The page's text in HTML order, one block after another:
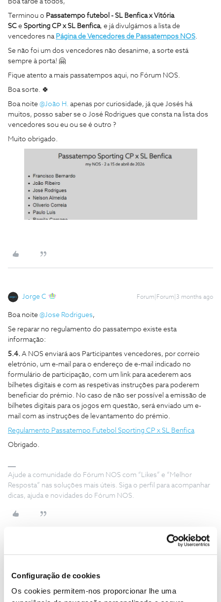
Configuração de cookies
Os cookies permitem-nos proporcionar lhe uma
Boa tarde a todos,
Terminou o Passatempo futebol - SL Benfica x Vitória
SC e Sporting CP x SL Benfica, e já divulgámos a lista de
vencedores na Página de Vencedores de Passatempos NOS.
Se não foi um dos vencedores não desanime, a sorte está
sempre à porta! 🤗
Fique atento a mais passatempos aqui, no Fórum NOS.
Boa sorte. 🍀
Boa noite ​ @João H. apenas por curiosidade, já que Josés há
muitos, posso saber se o José Rodrigues que consta na lista dos
vencedores sou eu ou se é outro ?
Muito obrigado.
Jorge C Forum|Forum|3 months ago
Boa noite ​ @Jose Rodrigues,
Se reparar no regulamento do passatempo existe esta
informação:
5.4. A NOS enviará aos Participantes vencedores, por correio
eletrónio, um e-mail para o endereço de e-mail indicado no
formulário de participação, com um link para acederem aos
bilhetes digitais e com as respetivas instruções para poderem
beneficiar do prémio. No caso de não ser possível a emissão de
bilhetes digitais para os jogos em questão, será enviado um e-
mail com as instruções de levantamento do prémio.
Regulamento Passatempo Futebol Sporting CP x SL Benfica
Obrigado.
Ajude a comunidade do Fórum NOS com “Likes” e “Melhor
Resposta” nas soluções mais úteis. Siga o perfil para acompanhar
dicas, ajuda e novidades do Fórum NOS.
Boa noite ​@Jorge C,
Em virtude de já ter sido contemplado com os bilhetes em
passatempos anteriores, conheço o regulamento e conheço a